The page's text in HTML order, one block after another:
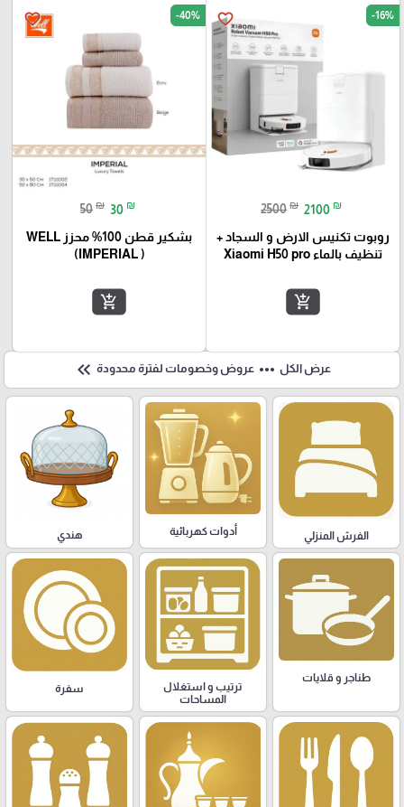
favorite_border -16%
2500 ₪ 2100 ₪
روبوت تكنيس الارض و السجاد +
تنظيف بالماء Xiaomi H50 pro
add_shopping_cart
favorite_border -40%
50 ₪ 30 ₪
بشكير قطن 100% محزز WELL
(IMPERIAL )
add_shopping_cart
عرض الكل more_horiz عروض وخصومات لفترة محدودة keyboard_double_arrow_left
الفرش المنزلي أدوات كهربائية هندي
طناجر و قلايات
ترتيب و استغلال
المساحات
سفرة